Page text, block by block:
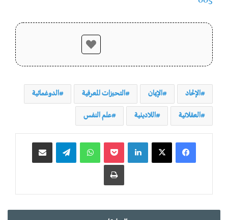
الإلحاد الإيمان التحيزات المعرفية الدوغمائية
العقلانية اللادينية علم النفس
واتساب